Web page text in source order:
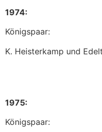
1974:
Königspaar:
K. Heisterkamp und
1975:
Königspaar: